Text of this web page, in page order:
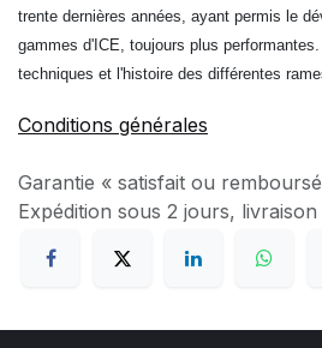
trente dernières années, ayant permis le
gammes d'ICE, toujours plus
techniques et l'histoire des différentes
Conditions générales
Garantie « satisfait ou
Expédition sous 2 jours,